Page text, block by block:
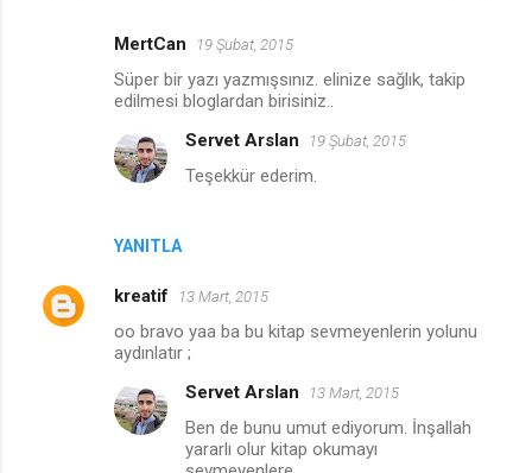
r
MertCan 19 Şubat, 2015
Süper bir yazı yazmışsınız. elinize sağlık, takip
edilmesi bloglardan birisiniz..
YANITLA
Servet Arslan 19 Şubat, 2015
Teşekkür ederim.
kreatif 13 Mart, 2015
oo bravo yaa ba bu kitap sevmeyenlerin yolunu
aydınlatır ;
Servet Arslan 13 Mart, 2015
Ben de bunu umut ediyorum. İnşallah
yararlı olur kitap okumayı